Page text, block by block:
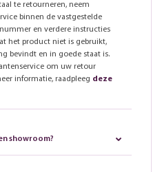
te retourneren, neem
binnen de vastgestelde
en verdere instructies
het product niet is gebruikt,
bevindt en in goede staat is.
om uw retour
informatie, raadpleeg deze
showroom?